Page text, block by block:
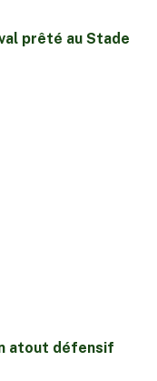
prêté au Stade
atout défensif